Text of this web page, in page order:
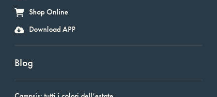
Shop Online
Download APP
Blog